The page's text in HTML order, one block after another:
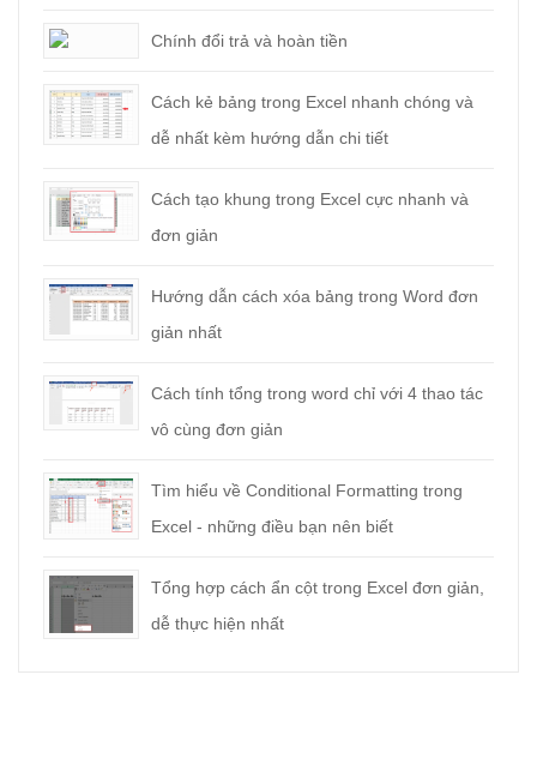
Chính đổi trả và hoàn tiền
Cách kẻ bảng trong Excel nhanh chóng và
dễ nhất kèm hướng dẫn chi tiết
Cách tạo khung trong Excel cực nhanh và
đơn giản
Hướng dẫn cách xóa bảng trong Word đơn
giản nhất
Cách tính tổng trong word chỉ với 4 thao tác
vô cùng đơn giản
Tìm hiểu về Conditional Formatting trong
Excel - những điều bạn nên biết
Tổng hợp cách ẩn cột trong Excel đơn giản,
dễ thực hiện nhất